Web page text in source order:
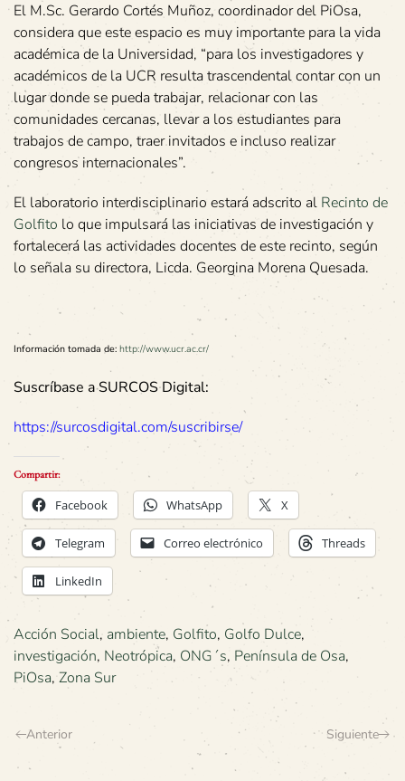
El M.Sc. Gerardo Cortés Muñoz, coordinador del PiOsa,
considera que este espacio es muy importante para la vida
académica de la Universidad, “para los investigadores y
académicos de la UCR resulta trascendental contar con un
lugar donde se pueda trabajar, relacionar con las
comunidades cercanas, llevar a los estudiantes para
trabajos de campo, traer invitados e incluso realizar
congresos internacionales”.
El laboratorio interdisciplinario estará adscrito al Recinto de
Golfito lo que impulsará las iniciativas de investigación y
fortalecerá las actividades docentes de este recinto, según
lo señala su directora, Licda. Georgina Morena Quesada.
Información tomada de: http://www.ucr.ac.cr/
Suscríbase a SURCOS Digital:
https://surcosdigital.com/suscribirse/
Compartir:
Facebook WhatsApp X
Telegram Correo electrónico Threads
LinkedIn
Acción Social, ambiente, Golfito, Golfo Dulce,
investigación, Neotrópica, ONG´s, Península de Osa,
PiOsa, Zona Sur
Anterior Siguiente